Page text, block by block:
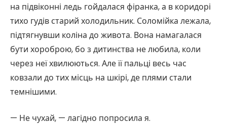
на підвіконні ледь гойдалася фіранка, а в коридорі
тихо гудів старий холодильник. Соломійка лежала,
підтягнувши коліна до живота. Вона намагалася
бути хороброю, бо з дитинства не любила, коли
через неї хвилюються. Але її пальці весь час
ковзали до тих місць на шкірі, де плями стали
темнішими.
— Не чухай, — лагідно попросила я.